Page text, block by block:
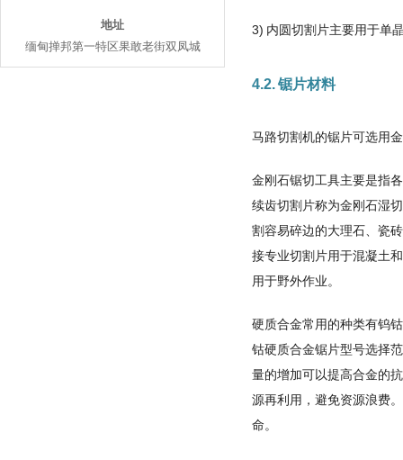
地址
缅甸掸邦第一特区果敢老街双凤城
3) 内圆切割片主要用于单
4.2. 锯片材料
马路切割机的锯片可选用
金刚石锯切工具主要是指
续齿切割片称为金刚石湿
割容易碎边的大理石、瓷
接专业切割片用于混凝土
用于野外作业。
硬质合金常用的种类有钨
钴硬质合金锯片型号选择
量的增加可以提高合金的
源再利用，避免资源浪费
命。